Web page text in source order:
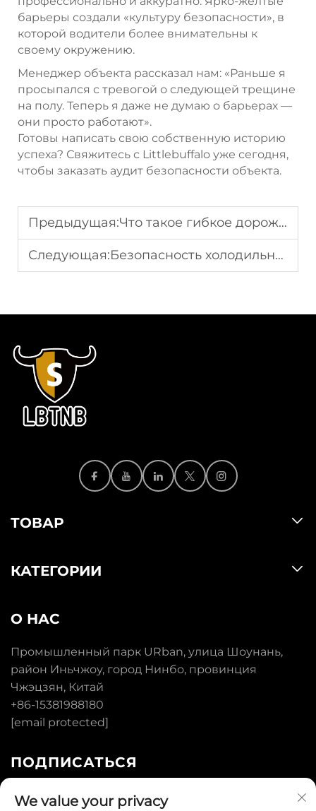
барьеры создали «культуру безопасности», в
которой водители более внимательны к
своему окружению.
Менеджер объекта рассказал нам: «Раньше я
просыпался с тревогой о следующей трещине
на полу. Теперь я даже не думаю о барьерах —
они просто работают».
Готовы написать свою собственную историю
успеха? Свяжитесь с Littlebuffalo уже сегодня,
чтобы заказать аудит безопасности объекта.
Предыдущая:Что такое гибкое дорожное ограждение?
Следующая:Безопасность холодильных складов: почему сталь не подходит для условий замерзания
ТОВАР
КАТЕГОРИИ
О НАС
Промышленный парк URban, улица Шоунань,
район Иньчжоу, город Нинбо, провинция
Чжэцзян, Китай
+86-15381988180
[email protected]
ПОДПИСАТЬСЯ
We value your privacy